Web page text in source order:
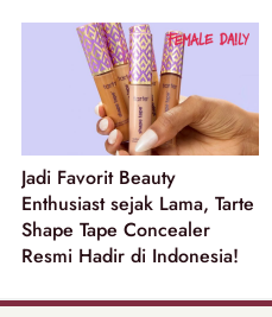
Jadi Favorit Beauty
Enthusiast sejak Lama, Tarte
Shape Tape Concealer
Resmi Hadir di Indonesia!